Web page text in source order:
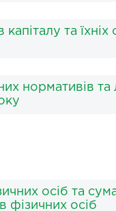
капіталу та
нормативів та
осіб та
фізичних осіб